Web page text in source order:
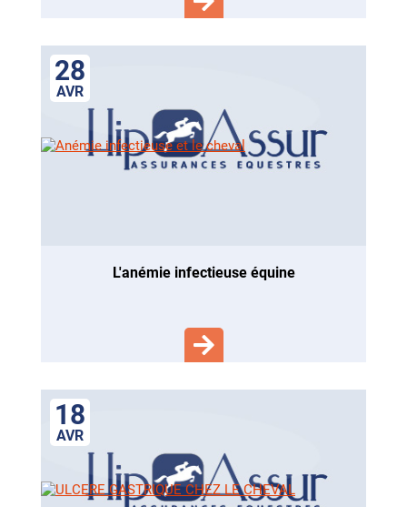
28
AVR
l'anémie infectieuse équine
18
AVR